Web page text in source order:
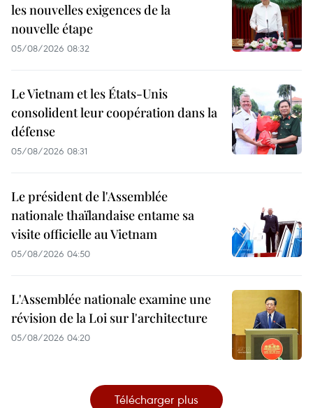
les nouvelles exigences de la
nouvelle étape
05/08/2026 08:32
Le Vietnam et les États-Unis
consolident leur coopération dans la
défense
05/08/2026 08:31
Le président de l'Assemblée
nationale thaïlandaise entame sa
visite officielle au Vietnam
05/08/2026 04:50
L'Assemblée nationale examine une
révision de la Loi sur l'architecture
05/08/2026 04:20
Télécharger plus